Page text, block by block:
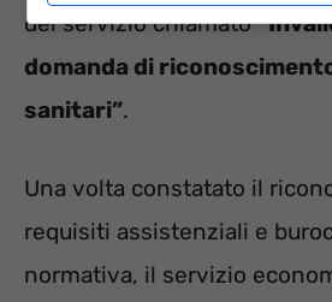
del servizio chiamato
domanda di
sanitari”.
Una volta constatato il
requisiti assistenziali e
normativa, il servizio